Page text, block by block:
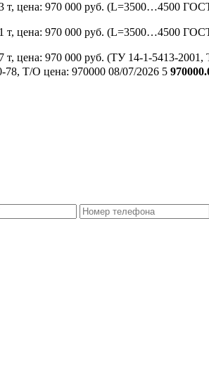
т, цена: 970 000 руб. (L=3500…4500
т, цена: 970 000 руб. (L=3500…4500
цена: 970 000 руб. (ТУ 14-1-5413-
Т/О цена: 970000 08/07/2026 5